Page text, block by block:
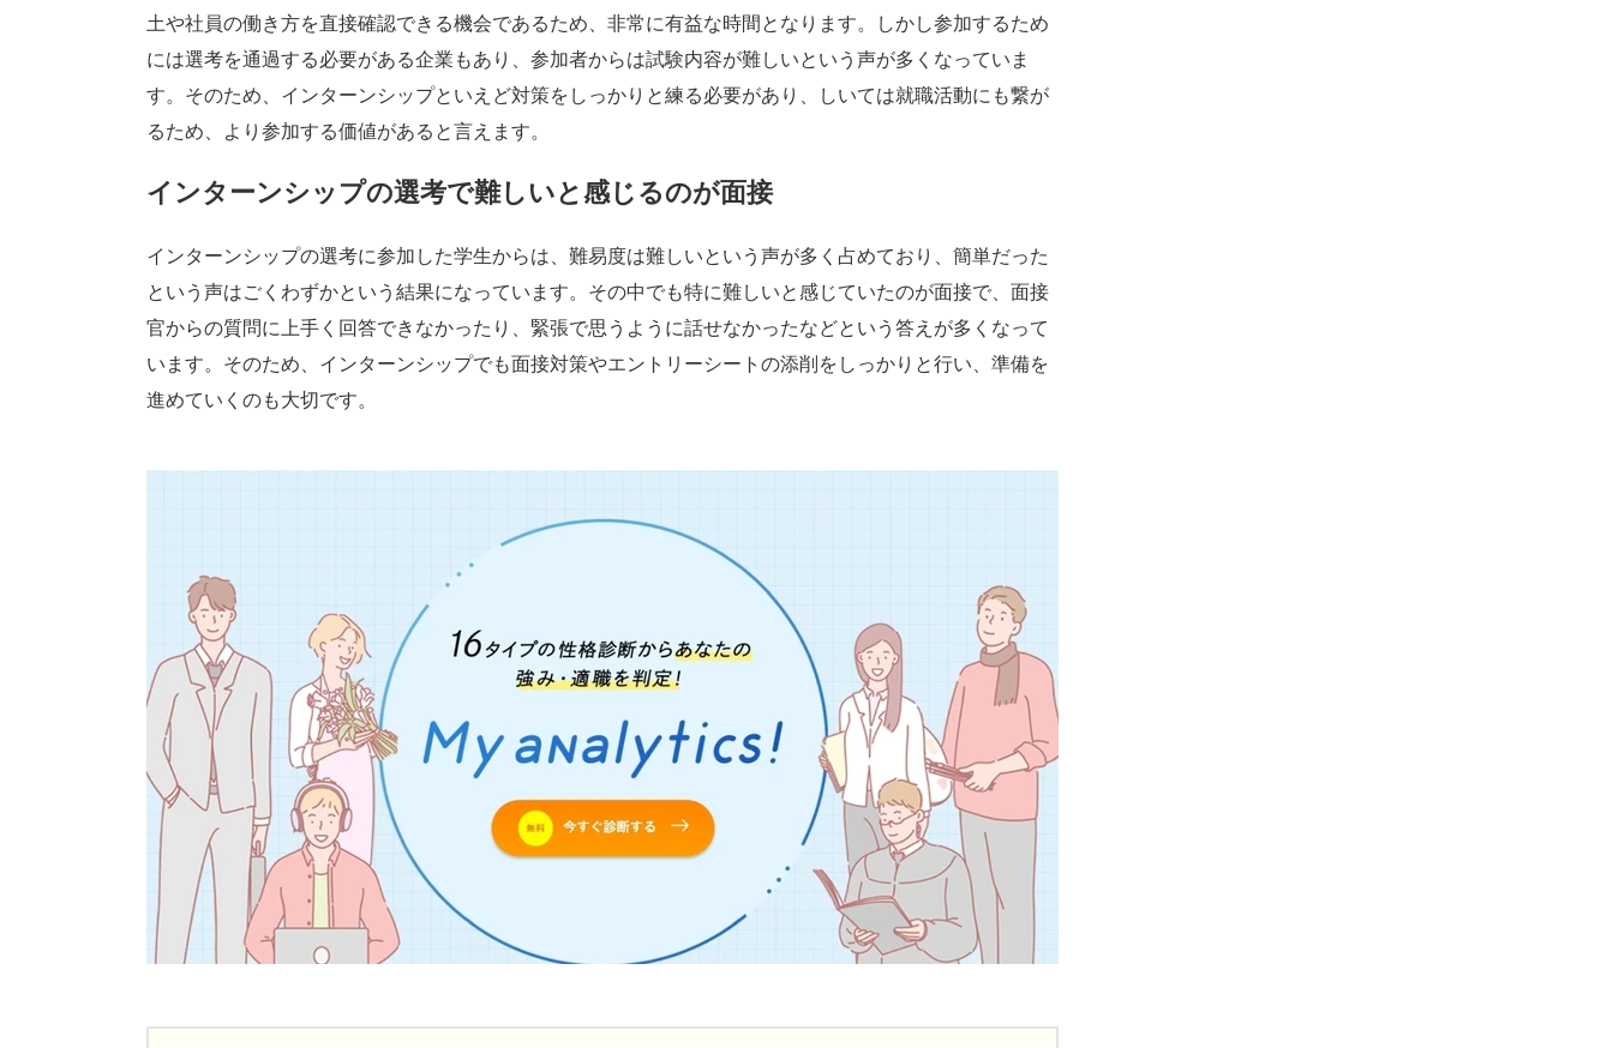
土や社員の働き方を直接確認できる機会であるため、非常に有益な時間となります。しかし参加するため
には選考を通過する必要がある企業もあり、参加者からは試験内容が難しいという声が多くなっていま
す。そのため、インターンシップといえど対策をしっかりと練る必要があり、しいては就職活動にも繋が
るため、より参加する価値があると言えます。
インターンシップの選考で難しいと感じるのが面接
インターンシップの選考に参加した学生からは、難易度は難しいという声が多く占めており、簡単だった
という声はごくわずかという結果になっています。その中でも特に難しいと感じていたのが面接で、面接
官からの質問に上手く回答できなかったり、緊張で思うように話せなかったなどという答えが多くなって
います。そのため、インターンシップでも面接対策やエントリーシートの添削をしっかりと行い、準備を
進めていくのも大切です。